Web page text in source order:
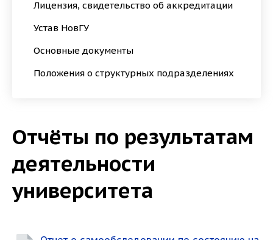
Лицензия, свидетельство об аккредитации
Устав НовГУ
Основные документы
Положения о структурных подразделениях
Отчёты по результатам
деятельности
университета